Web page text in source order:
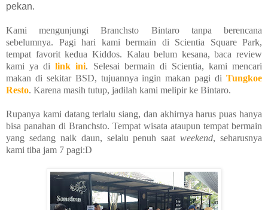
pekan.
Kami mengunjungi Branchsto Bintaro tanpa berencana
sebelumnya. Pagi hari kami bermain di Scientia Square Park,
tempat favorit kedua Kiddos. Kalau belum kesana, baca review
kami ya dilink ini. Selesai bermain di Scientia, kami mencari
makan di sekitar BSD, tujuannya ingin makan pagi di Tungkoe
Resto. Karena masih tutup, jadilah kami melipir ke Bintaro.
Rupanya kami datang terlalu siang, dan akhirnya harus puas hanya
bisa panahan di Branchsto. Tempat wisata ataupun tempat bermain
yang sedang naik daun, selalu penuh saatweekend, seharusnya
kami tiba jam 7 pagi:D